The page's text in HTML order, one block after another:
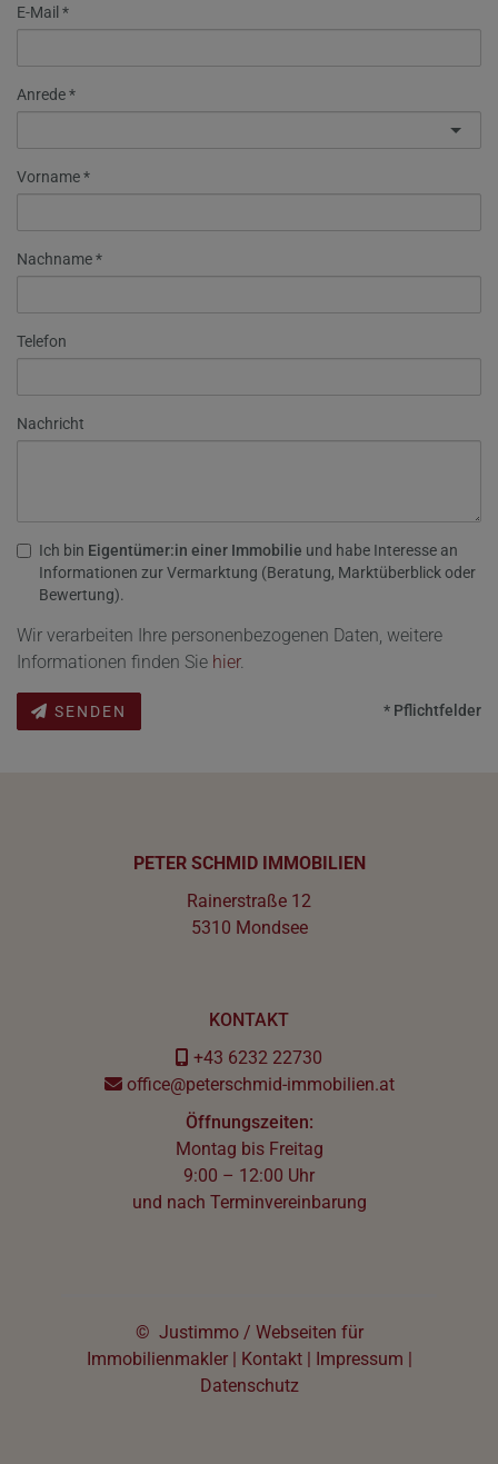
E-Mail
Anrede
Vorname
Nachname
Telefon
Nachricht
Ich bin Eigentümer:in einer Immobilie und habe Interesse an
Informationen zur Vermarktung (Beratung, Marktüberblick oder
Bewertung).
Wir verarbeiten Ihre personenbezogenen Daten, weitere
Informationen finden Sie hier.
SENDEN * Pflichtfelder
PETER SCHMID IMMOBILIEN
Rainerstraße 12
5310 Mondsee
KONTAKT
+43 6232 22730
office@peterschmid-immobilien.at
Öffnungszeiten:
Montag bis Freitag
9:00 – 12:00 Uhr
und nach Terminvereinbarung
© Justimmo/ Webseiten für
Immobilienmakler| Kontakt| Impressum
Datenschutz